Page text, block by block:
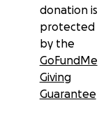
donation is
protected
by the
GoFundMe
Giving
Guarantee